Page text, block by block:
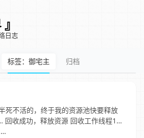
日志
标签：御宅主 归档
死不活的，终于我的资源池快要释放
回收成功，释放资源 回收工作线程1…
…